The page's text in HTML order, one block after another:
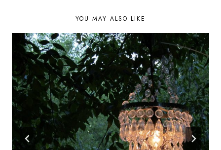
YOU MAY ALSO LIKE